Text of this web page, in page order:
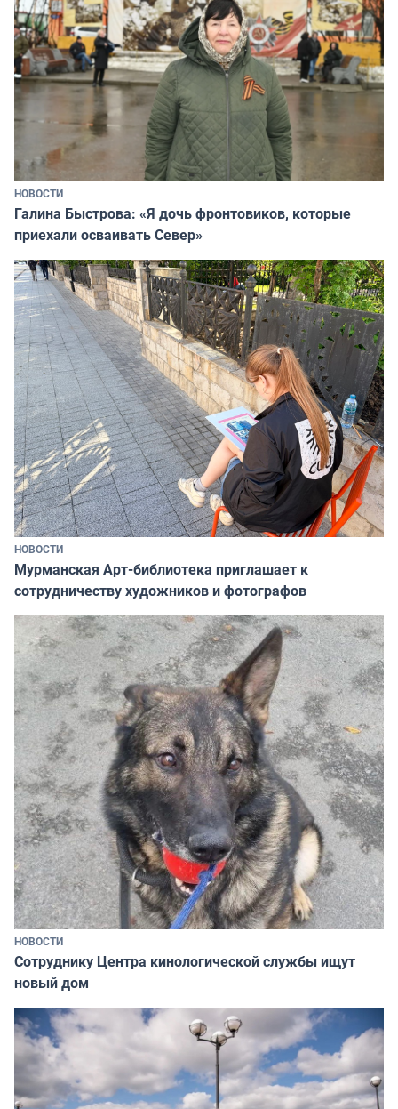
НОВОСТИ
Галина Быстрова: «Я дочь фронтовиков, которые
приехали осваивать Север»
НОВОСТИ
Мурманская Арт-библиотека приглашает к
сотрудничеству художников и фотографов
НОВОСТИ
Сотруднику Центра кинологической службы ищут
новый дом